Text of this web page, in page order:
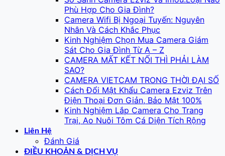
Phù Hợp Cho Gia Đình?
Camera Wifi Bị Ngoại Tuyến: Nguyên
Nhân Và Cách Khắc Phục
Kinh Nghiệm Chọn Mua Camera Giám
Sát Cho Gia Đình Từ A – Z
CAMERA MẤT KẾT NỐI THÌ PHẢI LÀM
SAO?
CAMERA VIETCAM TRONG THỜI ĐẠI SỐ
Cách Đổi Mật Khẩu Camera Ezviz Trên
Điện Thoại Đơn Giản, Bảo Mật 100%
Kinh Nghiệm Lắp Camera Cho Trang
Trại, Ao Nuôi Tôm Cá Diện Tích Rộng
Liên Hệ
Đánh Giá
ĐIỀU KHOẢN & DỊCH VỤ